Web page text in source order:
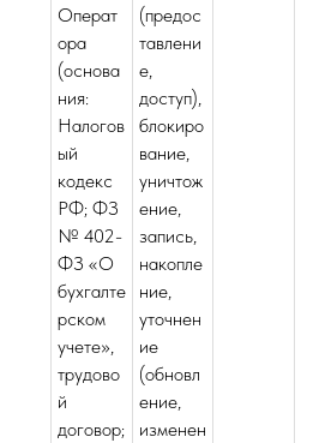
Операт
ора
(основа
ния:
Налогов
ый
кодекс
РФ; ФЗ
№ 402-
ФЗ «О
бухгалте
рском
учете»,
трудово
й
договор;
(предос
тавлени
е,
доступ),
блокиро
вание,
уничтож
ение,
запись,
накопле
ние,
уточнен
ие
(обновл
ение,
изменен